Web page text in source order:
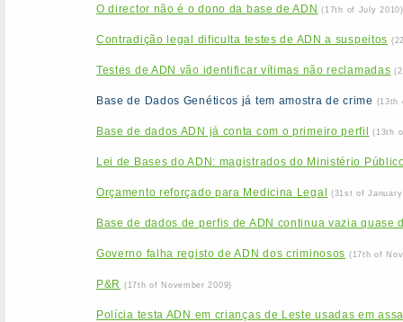
O director não é o dono da base de ADN (17th of July 2010)
Contradição legal dificulta testes de ADN a suspeitos
Testes de ADN vão identificar vítimas não reclamadas
Base de Dados Genéticos já tem amostra de crime (13th
Base de dados ADN já conta com o primeiro perfil (13th
Lei de Bases do ADN: magistrados do Ministério
Orçamento reforçado para Medicina Legal (31st of
Base de dados de perfis de ADN continua vazia quase
Governo falha registo de ADN dos criminosos (17th of
P&R (17th of November 2009)
Polícia testa ADN em crianças de Leste usadas em